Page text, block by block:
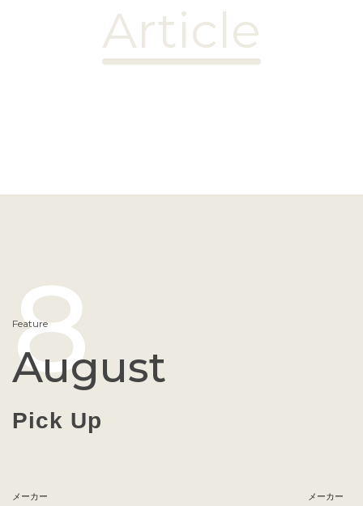
Article
Feature
8
August
Pick Up
メーカー メーカー